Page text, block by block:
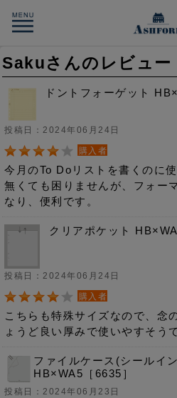
Sakuさんのレビュー
ドントフォーゲット
投稿日：2024年06月24日
購入者
今月のTo Doリストを書くのに使
無くても困りませんが、フォー
なり、便利です。
クリアポケット
投稿日：2024年06月24日
購入者
こちらも特殊サイズなので、念
ょうど良い厚みで使いやすそう
ファイルケース(シールイ
HB×WA5［6635］
投稿日：2024年06月23日